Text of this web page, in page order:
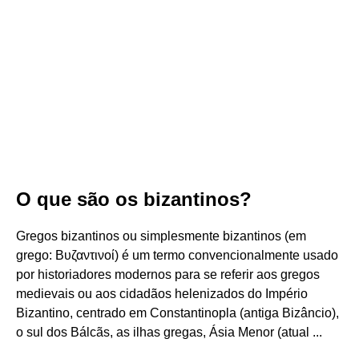
O que são os bizantinos?
Gregos bizantinos ou simplesmente bizantinos (em
grego: Βυζαντινοί) é um termo convencionalmente usado
por historiadores modernos para se referir aos gregos
medievais ou aos cidadãos helenizados do Império
Bizantino, centrado em Constantinopla (antiga Bizâncio),
o sul dos Bálcãs, as ilhas gregas, Ásia Menor (atual ...